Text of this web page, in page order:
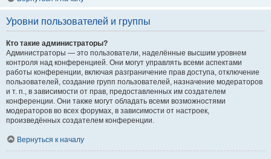
Уровни пользователей и группы
Кто такие администраторы?
Администраторы — это пользователи, наделённые высшим уровнем
контроля над конференцией. Они могут управлять всеми аспектами
работы конференции, включая разграничение прав доступа, отключение
пользователей, создание групп пользователей, назначение модераторов
и т. п., в зависимости от прав, предоставленных им создателем
конференции. Они также могут обладать всеми возможностями
модераторов во всех форумах, в зависимости от настроек,
произведённых создателем конференции.
Вернуться к началу